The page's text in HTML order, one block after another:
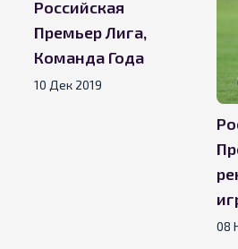
Российская
Премьер Лига,
Команда Года
10 Дек 2019
08